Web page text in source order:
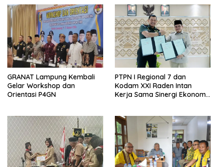
GRANAT Lampung Kembali
Gelar Workshop dan
Orientasi P4GN
PTPN I Regional 7 dan
Kodam XXI Raden Intan
Kerja Sama Sinergi Ekonomi